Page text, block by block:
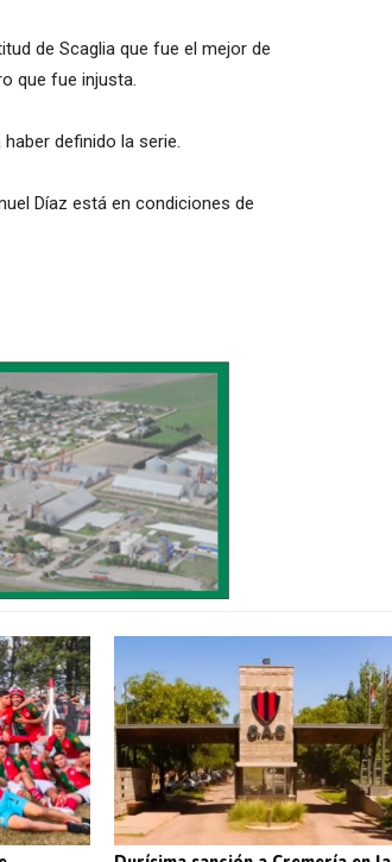
de Scaglia que fue el mejor de
que fue injusta.
definido la serie.
Díaz está en condiciones de